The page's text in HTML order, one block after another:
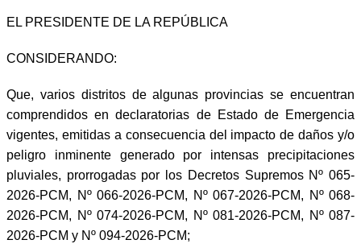
EL PRESIDENTE DE LA REPÚBLICA
CONSIDERANDO:
Que, varios distritos de algunas provincias se encuentran
comprendidos en declaratorias de Estado de Emergencia
vigentes, emitidas a consecuencia del impacto de daños y/o
peligro inminente generado por intensas precipitaciones
pluviales, prorrogadas por los Decretos Supremos Nº 065-
2026-PCM, Nº 066-2026-PCM, Nº 067-2026-PCM, Nº 068-
2026-PCM, Nº 074-2026-PCM, Nº 081-2026-PCM, Nº 087-
2026-PCM y Nº 094-2026-PCM;